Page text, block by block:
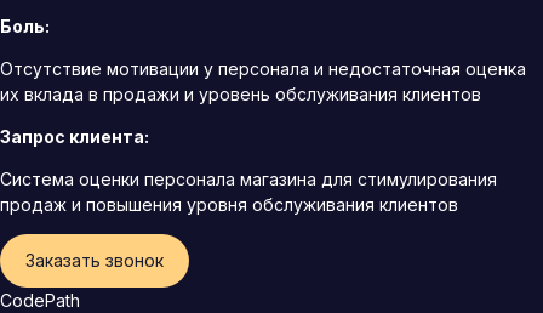
Боль:
Отсутствие мотивации у персонала и недостаточная оценка
их вклада в продажи и уровень обслуживания клиентов
Запрос клиента:
Система оценки персонала магазина для стимулирования
продаж и повышения уровня обслуживания клиентов
Заказать звонок
CodePath